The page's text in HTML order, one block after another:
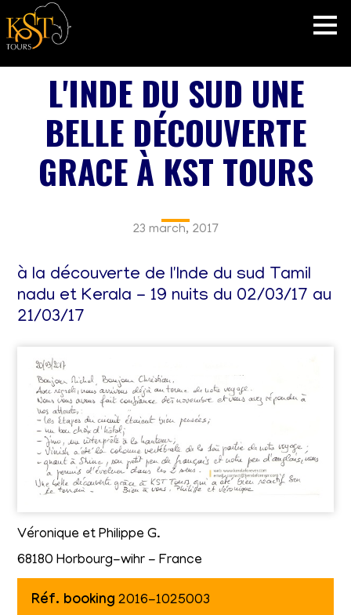
L'INDE DU SUD UNE
BELLE DÉCOUVERTE
GRACE À KST TOURS
23 march, 2017
à la découverte de l'Inde du sud Tamil
nadu et Kerala - 19 nuits du 02/03/17 au
21/03/17
Véronique et Philippe G.
68180 Horbourg-wihr - France
Réf. booking 2016-1025003